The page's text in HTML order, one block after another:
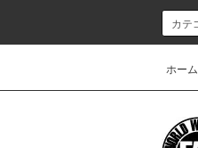
ホーム